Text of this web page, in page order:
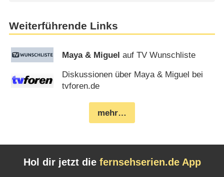
Weiterführende Links
Maya & Miguel auf TV Wunschliste
Diskussionen über Maya & Miguel bei
tvforen.de
mehr…
Hol dir jetzt die fernsehserien.de App